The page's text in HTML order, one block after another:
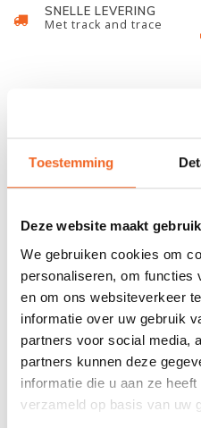
Toestemming
Deze website maakt
We gebruiken cookies om
personaliseren, om functies
en om ons websiteverkeer
informatie over uw gebruik
partners voor social media,
partners kunnen deze
informatie die u aan ze
verzameld op basis van uw
SNELLE LEVERING
Met track and trace
De Fine Adjusters van Kajak
het afstellen van roerkabels.
een hoog gebruiksgemak.
keer 4.5 meter Dyneema
Specificaties
Gewicht: 6 gram
Lengte: 65 mm